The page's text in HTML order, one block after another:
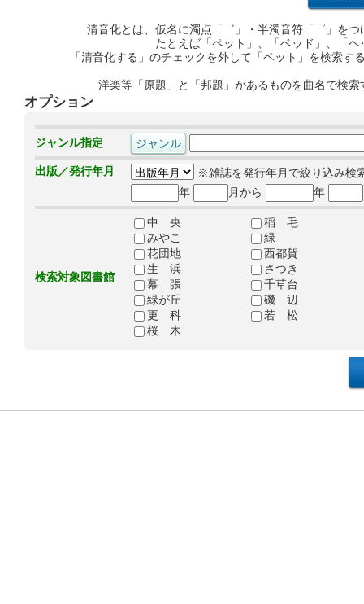
清音化とは、仮名に濁点「゛」・半濁音符「゜」を
たとえば「ペット」、「ベッド」、「
「清音化する」のチェックを外して「ペット」を検索
洋楽等「原題」と「邦題」があるものを曲名で検
オプション
ジャンル指定
出版／発行年月
※雑誌を発行年月で絞り込み検
年
月から 年
検索対象図書館
中 央
稲 毛
みやこ
緑
花団地
西都賀
生 浜
さつき
幕 張
千草台
緑が丘
磯 辺
更 科
若 松
桜 木